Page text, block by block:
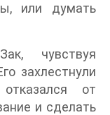
или думать
чувствуя
захлестнули
от
и сделать